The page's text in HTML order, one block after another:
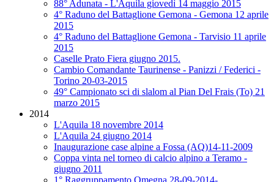
88° Adunata - L'Aquila giovedì 14 maggio 2015
4° Raduno del Battaglione Gemona - Gemona 12 aprile
2015
4° Raduno del Battaglione Gemona - Tarvisio 11 aprile
2015
Caselle Prato Fiera giugno 2015.
Cambio Comandante Taurinense - Panizzi / Federici -
Torino 20-03-2015
49° Campionato sci di slalom al Pian Del Frais (To) 21
marzo 2015
2014
L'Aquila 18 novembre 2014
L'Aquila 24 giugno 2014
Inaugurazione case alpine a Fossa (AQ)14-11-2009
Coppa vinta nel torneo di calcio alpino a Teramo -
giugno 2011
1° Raggruppamento Omegna 28-09-2014-